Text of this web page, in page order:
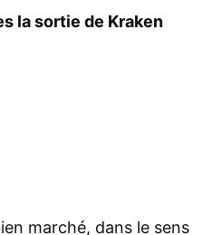
la sortie de Kraken
marché, dans le sens